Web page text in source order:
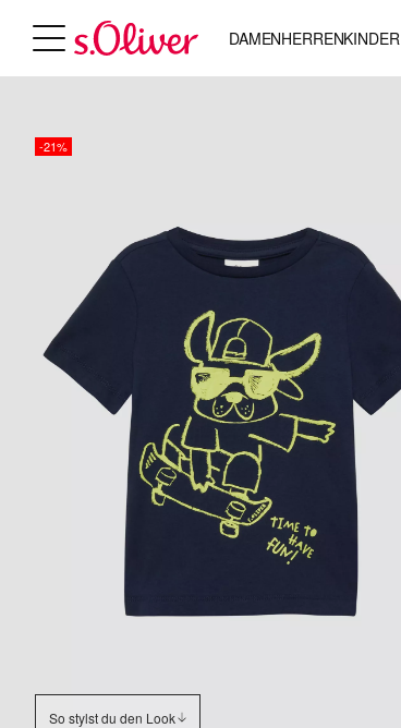
DAMENHERRENKINDER
-21%
So stylst du den Look